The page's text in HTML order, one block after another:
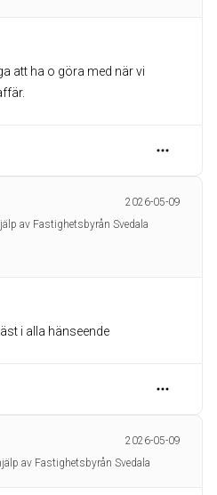
att ha o göra med när vi
2026-05-09
av Fastighetsbyrån Svedala
i alla hänseende
2026-05-09
av Fastighetsbyrån Svedala